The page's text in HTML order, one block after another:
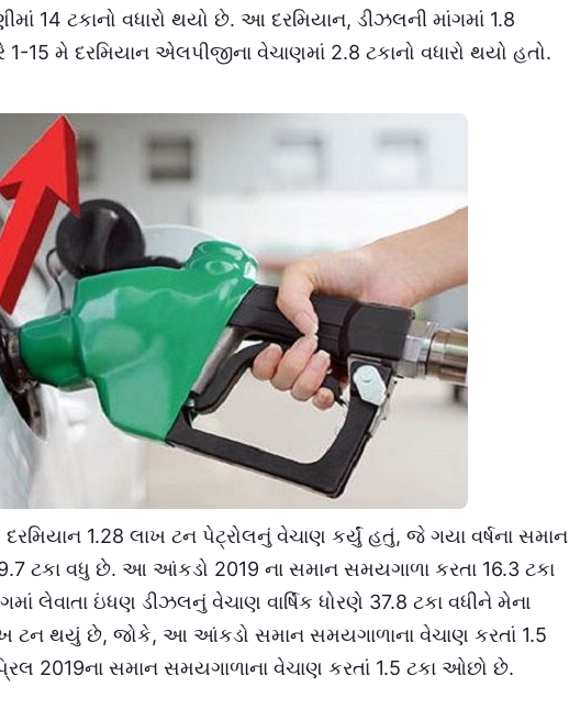
14 ટકાનો વધારો થયો છે. આ દરમિયાન, ડીઝલની માંગમાં 1.8
1-15 મે દરમિયાન એલપીજીના વેચાણમાં 2.8 ટકાનો વધારો થયો હતો.
દરમિયાન 1.28 લાખ ટન પેટ્રોલનું વેચાણ કર્યું હતું, જે ગયા વર્ષના સમાન
ટકા વધુ છે. આ આંકડો 2019 ના સમાન સમયગાળા કરતા 16.3 ટકા
લેવાતા ઇંધણ ડીઝલનું વેચાણ વાર્ષિક ધોરણે 37.8 ટકા વધીને મેના
ટન થયું છે, જોકે, આ આંકડો સમાન સમયગાળાના વેચાણ કરતાં 1.5
2019ના સમાન સમયગાળાના વેચાણ કરતાં 1.5 ટકા ઓછો છે.